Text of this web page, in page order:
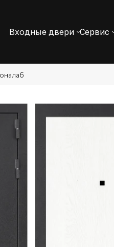
Входные двери Сервис